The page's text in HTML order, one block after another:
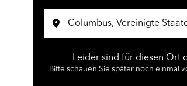
Leider sind für diesen Ort
Bitte schauen Sie später noch einmal